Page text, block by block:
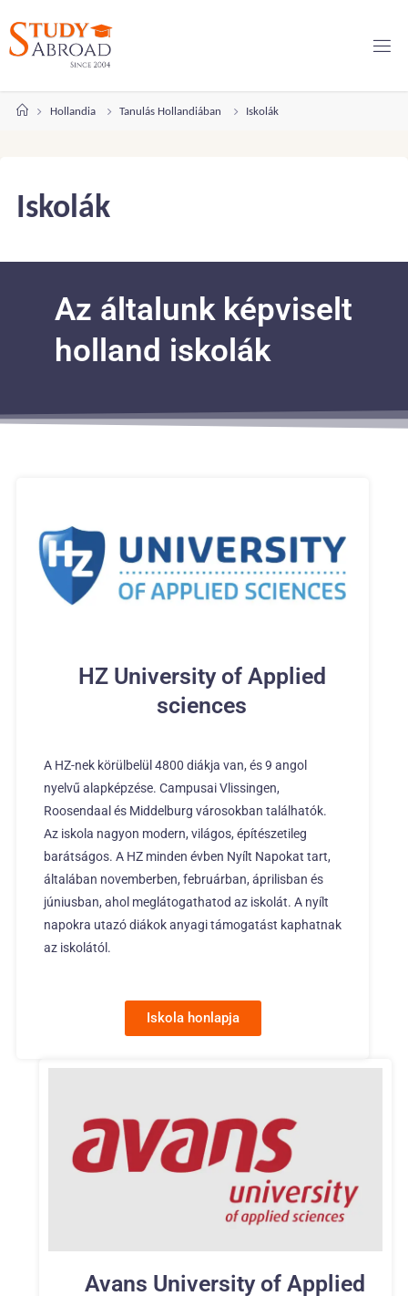
Hollandia Tanulás Hollandiában Iskolák
Iskolák
Az általunk képviselt
holland iskolák
HZ University of Applied
sciences
A HZ-nek körülbelül 4800 diákja van, és 9 angol
nyelvű alapképzése. Campusai Vlissingen,
Roosendaal és Middelburg városokban találhatók.
Az iskola nagyon modern, világos, építészetileg
barátságos. A HZ minden évben Nyílt Napokat tart,
általában novemberben, februárban, áprilisban és
júniusban, ahol meglátogathatod az iskolát. A nyílt
napokra utazó diákok anyagi támogatást kaphatnak
az iskolától.
Iskola honlapja
Avans University of Applied